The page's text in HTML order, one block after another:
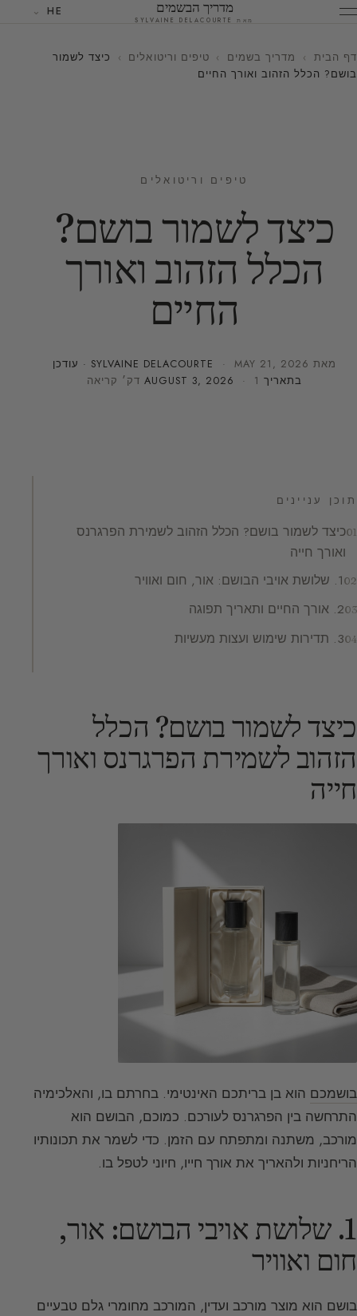
מדריך הבשמים
מאת SYLVAINE DELACOURTE
HE
דף הבית › מדריך בשמים › טיפים וריטואלים ›
כיצד לשמור
בושם? הכלל הזהוב ואורך החיים
טיפים וריטואלים
כיצד לשמור בושם?
הכלל הזהוב ואורך
החיים
מאת SYLVAINE DELACOURTE · MAY 21, 2026
· עודכן
בתאריך
AUGUST 3, 2026 · 1 דק׳ קריאה
תוכן עניינים
כיצד לשמור בושם? הכלל הזהוב לשמירת הפרגרנס
ואורך חייה
1. שלושת אויבי הבושם: אור, חום ואוויר
2. אורך החיים ותאריך תפוגה
3. תדירות שימוש ועצות מעשיות
כיצד לשמור בושם? הכלל
הזהוב לשמירת הפרגרנס ואורך
חייה
בושמכם הוא בן בריתכם האינטימי. בחרתם בו, והאלכימיה
התרחשה בין הפרגרנס לעורכם. כמוכם, הבושם הוא
מורכב, משתנה ומתפתח עם הזמן. כדי לשמר את תכונותיו
הריחניות ולהאריך את אורך חייו, חיוני לטפל בו.
1. שלושת אויבי הבושם: אור,
חום ואוויר
בושם הוא מוצר מורכב ועדין, המורכב מחומרי גלם טבעיים